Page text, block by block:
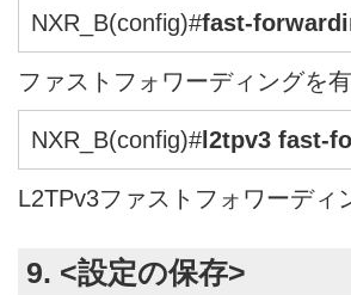
NXR_B(config)#fast-
ファストフォワーディングを
NXR_B(config)#l2tpv3 fast-
L2TPv3ファストフォワーディ
9. <設定の保存>